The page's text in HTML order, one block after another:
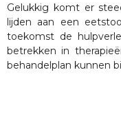
Gelukkig komt er
lijden aan een
toekomst de
betrekken in
behandelplan kunnen